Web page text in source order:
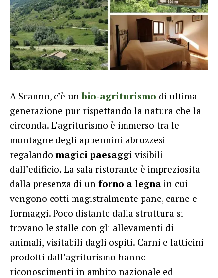
A Scanno, c’è unbio-agriturismo di ultima
generazione pur rispettando la natura che la
circonda. L’agriturismo è immerso tra le
montagne degli appennini abruzzesi
regalando magici paesaggi visibili
dall’edificio. La sala ristorante è impreziosita
dalla presenza di un forno a legna in cui
vengono cotti magistralmente pane, carne e
formaggi. Poco distante dalla struttura si
trovano le stalle con gli allevamenti di
animali, visitabili dagli ospiti. Carni e latticini
prodotti dall’agriturismo hanno
riconoscimenti in ambito nazionale ed